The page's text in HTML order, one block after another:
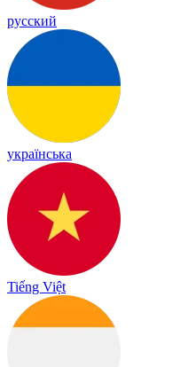
русский
українська
Tiếng Việt